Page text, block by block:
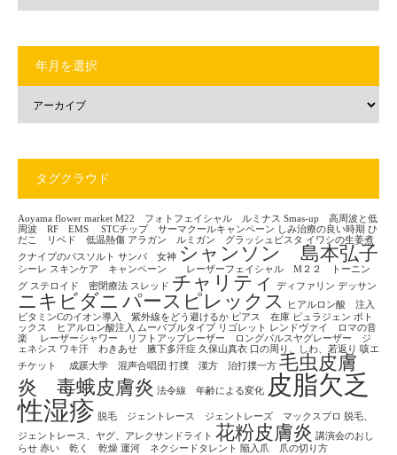
年月を選択
タグクラウド
Aoyama flower market M22 フォトフェイシャル ルミナス Smas-up 高周波と低
周波 RF EMS
STCチップ サーマクールキャンペーン しみ治療の良い時期 ひ
だこ リベド 低温熱傷 アラガン ルミガン グラッシュビスタ イワシの生姜煮
クナイプのバスソルト サンバ 女神 シャンソン 島本弘子
シーレ スキンケア キャンペーン レーザーフェイシャル M２２ トーニン
グ ステロイド 密閉療法 スレッド チャリティ ディファリン デッサン
ニキビダニ パースピレックス
ヒアルロン酸 注入
ビタミンCのイオン導入 紫外線をどう避けるか ピアス 在庫 ピュラジェン ボト
ックス ヒアルロン酸注入
ムーバブルタイプ リゴレット レンドヴァイ ロマの音
楽
レーザーシャワー リフトアップレーザー ロングパルスヤグレーザー ジ
ェネシス ワキ汗 わきあせ 腋下多汗症 久保山真衣 口の周り、しわ、若返り 咳エ
チケット
成蹊大学 混声合唱団 打撲 漢方 治打撲一方 毛虫皮膚
炎 毒蛾皮膚炎 法令線 年齢による変化
皮脂欠乏
性湿疹 脱毛 ジェントレース ジェントレーズ マックスプロ
脱毛、
ジェントレース、ヤグ、アレクサンドライト 花粉皮膚炎 講演会のおし
らせ 赤い 乾く 乾燥 運河 ネクシードタレント 陥入爪 爪の切り方